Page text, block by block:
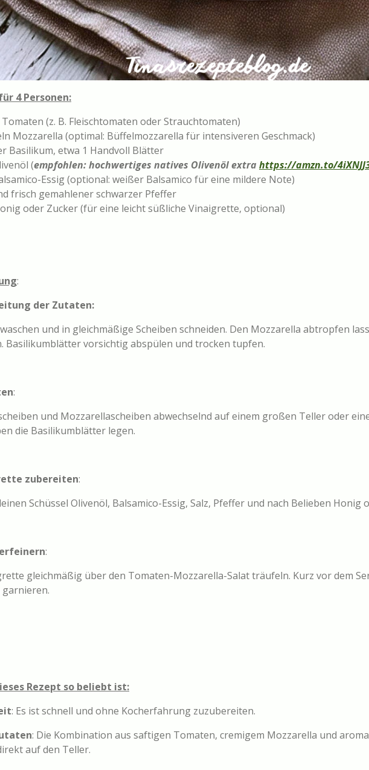
4 Personen:
(z. B. Fleischtomaten oder Strauchtomaten)
Mozzarella (optimal: Büffelmozzarella für intensiveren Geschmack)
Basilikum, etwa 1 Handvoll Blätter
(empfohlen: hochwertiges natives Olivenöl extra https://amzn.to/
Essig (optional: weißer Balsamico für eine mildere Note)
frisch gemahlener schwarzer Pfeffer
oder Zucker (für eine leicht süßliche Vinaigrette, optional)
:
der Zutaten:
und in gleichmäßige Scheiben schneiden. Den Mozzarella abtropfen
Basilikumblätter vorsichtig abspülen und trocken tupfen.
:
und Mozzarellascheiben abwechselnd auf einem großen Teller oder
die Basilikumblätter legen.
zubereiten:
Schüssel Olivenöl, Balsamico-Essig, Salz, Pfeffer und nach Belieben Honig
:
gleichmäßig über den Tomaten-Mozzarella-Salat träufeln. Kurz vor dem
Rezept so beliebt ist:
: Es ist schnell und ohne Kocherfahrung zuzubereiten.
: Die Kombination aus saftigen Tomaten, cremigem Mozzarella und
auf den Teller.